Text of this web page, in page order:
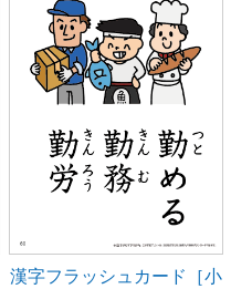
漢字フラッシュカード［小